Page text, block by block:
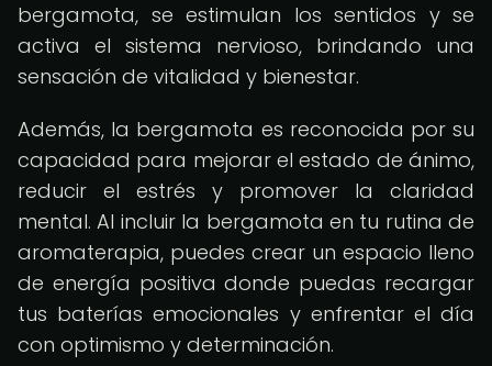
bergamota, se estimulan los sentidos y se
activa el sistema nervioso, brindando una
sensación de vitalidad y bienestar.
Además, la bergamota es reconocida por su
capacidad para mejorar el estado de ánimo,
reducir el estrés y promover la claridad
mental. Al incluir la bergamota en tu rutina de
aromaterapia, puedes crear un espacio lleno
de energía positiva donde puedas recargar
tus baterías emocionales y enfrentar el día
con optimismo y determinación.